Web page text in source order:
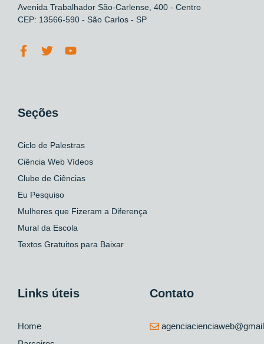
Avenida Trabalhador São-Carlense, 400 - Centro
CEP: 13566-590 - São Carlos - SP
Seções
Ciclo de Palestras
Ciência Web Vídeos
Clube de Ciências
Eu Pesquiso
Mulheres que Fizeram a Diferença
Mural da Escola
Textos Gratuitos para Baixar
Links úteis
Home
Contato